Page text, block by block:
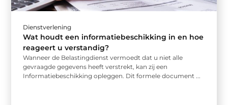
Dienstverlening
Wat houdt een informatiebeschikking in en hoe
reageert u verstandig?
Wanneer de Belastingdienst vermoedt dat u niet alle
gevraagde gegevens heeft verstrekt, kan zij een
Informatiebeschikking opleggen. Dit formele document ...